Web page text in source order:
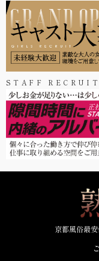
STAFF RECRUIT
京都風俗最